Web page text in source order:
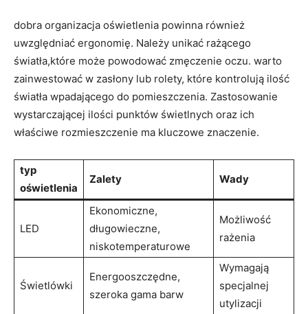
dobra organizacja oświetlenia‌ powinna również
uwzględniać ergonomię. Należy unikać rażącego
⁣światła,które może powodować⁤ zmęczenie‍ oczu. warto
‌zainwestować​ w zasłony lub rolety, które kontrolują ilość
światła wpadającego do pomieszczenia. Zastosowanie
wystarczającej ilości punktów​ świetlnych oraz‍ ich
właściwe ⁤rozmieszczenie ma kluczowe ⁤znaczenie.
typ
oświetlenia
Zalety Wady
LED
Ekonomiczne,
⁤długowieczne,⁤
niskotemperaturowe
Możliwość
rażenia
Świetlówki
Energooszczędne,
szeroka gama‌ barw
Wymagają⁢
specjalnej
utylizacji